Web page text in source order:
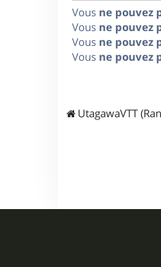
Vous ne pouvez
Vous ne pouvez
Vous ne pouvez
Vous ne pouvez
UtagawaVTT